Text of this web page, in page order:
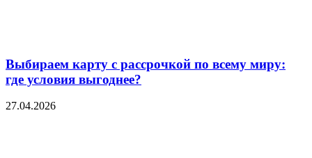
Выбираем карту с рассрочкой по всему миру:
где условия выгоднее?
27.04.2026